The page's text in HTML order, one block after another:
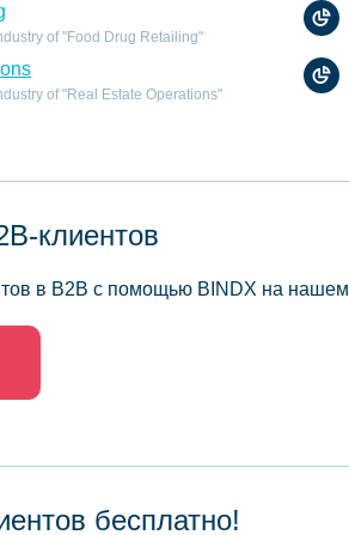
of "Food Drug Retailing"
of "Real Estate Operations"
клиентов
в B2B с помощью BINDX на
бесплатно!